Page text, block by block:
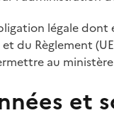
légale
du Règlement
au
et